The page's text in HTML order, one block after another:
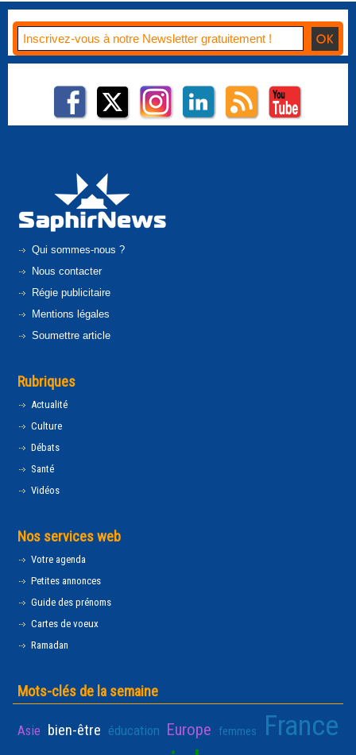
Qui sommes-nous ?
Nous contacter
Régie publicitaire
Mentions légales
Soumettre article
Rubriques
Actualité
Culture
Débats
Santé
Vidéos
Nos services web
Votre agenda
Petites annonces
Guide des prénoms
Cartes de voeux
Ramadan
Mots-clés de la semaine
Asie bien-être éducation Europe femmes France